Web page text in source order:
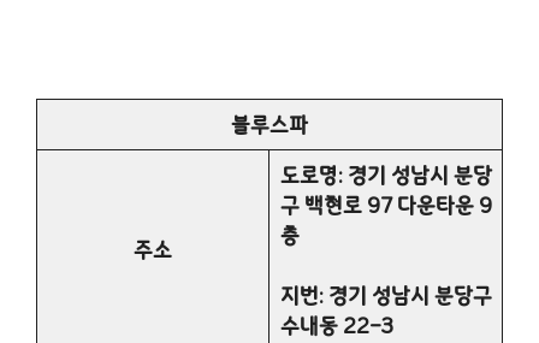
블루스파
주소
도로명: 경기 성남시 분당
구 백현로 97 다운타운 9
층
지번: 경기 성남시 분당구
수내동 22-3